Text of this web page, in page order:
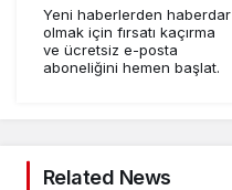
Yeni haberlerden haberdar
olmak için fırsatı kaçırma
ve ücretsiz e-posta
aboneliğini hemen başlat.
Related News